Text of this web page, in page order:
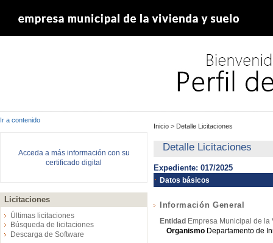
Ir a contenido
Acceda a más información con su
certificado digital
Licitaciones
Últimas licitaciones
Búsqueda de licitaciones
Descarga de Software
Inicio > Detalle Licitaciones
Detalle Licitaciones
Expediente: 017/2025
Datos básicos
Información General
Entidad Empresa Municipal de
Organismo Departamento de